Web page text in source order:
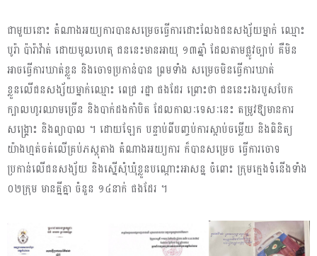
ជាមួយនោះ តំណាងអយ្យការបានសម្រេចធ្វើការដោះលែងជនសង្ស័យម្នាក់ ឈ្មោះ
បូរ៉ា ប៉ារ៉ាវ៉ាត់ ដោយមូលហេតុ ជននេះមានអាយុ ១៣ឆ្នាំ ដែលតាមផ្លូវច្បាប់ គឺមិន
អាចធ្វើការឃាត់ខ្លួន និងចោទប្រកាន់បាន ព្រមទាំង សម្រេចមិនធ្វើការឃាត់
ខ្លួនលើជនសង្ស័យម្នាក់ឈ្មោះ ពេជ្រ រដ្ឋា ផងដែរ ព្រោះថា ជននេះរងរបួសបែក
ក្បាលហូរឈាមច្រើន និងបាក់ដងកាំបិត ដែលកាលៈទេសៈនេះ តម្រូវឱ្យមានការ
សង្គ្រោះ និងព្យាបាល ។ ដោយឡែក បន្ទាប់ពីបញ្ចប់ការស្តាប់ចម្លើយ និងពិនិត្យ
យ៉ាងហ្មត់ចត់លើគ្រប់ភស្តុតាង តំណាងអយ្យការ ក៏បានសម្រេច ធ្វើការចោទ
ប្រកាន់លើជនសង្ស័យ និងស្នើសុំឃុំខ្លួនបណ្ដោះអាសន្ន ចំពោះ ក្រុមក្មេងទំនើងទាំង
០២ក្រុម មានគ្នីគ្នា ចំនួន ១៤នាក់ ផងដែរ ។